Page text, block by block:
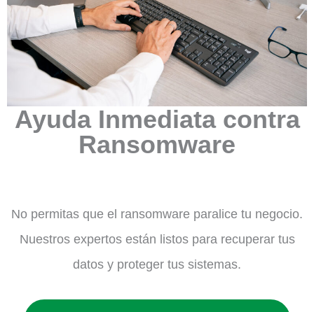
Ayuda Inmediata contra
Ransomware
No permitas que el ransomware paralice tu negocio.
Nuestros expertos están listos para recuperar tus
datos y proteger tus sistemas.